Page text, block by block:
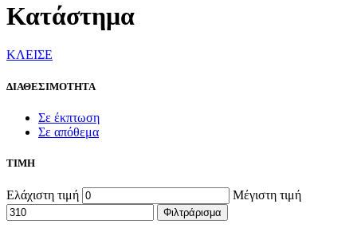
Κατάστημα
ΚΛΕΙΣΕ
ΔΙΑΘΕΣΙΜΟΤΗΤΑ
Σε έκπτωση
Σε απόθεμα
ΤΙΜΗ
Ελάχιστη τιμή Μέγιστη τιμή
Φιλτράρισμα